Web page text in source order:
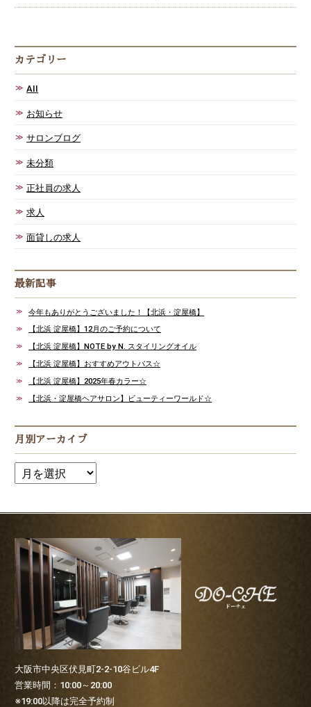
カテゴリー
AII
お知らせ
サロンブログ
未分類
正社員の求人
求人
面貸しの求人
最新記事
今年もありがとうございました！【北浜・淀屋橋】
【北浜 淀屋橋】12月のご予約について
【北浜 淀屋橋】NOTE by N. スタイリングオイル
【北浜 淀屋橋】おすすめアウトバス☆
【北浜 淀屋橋】2025年春カラー☆
【北浜・淀屋橋ヘアサロン】ビューティーワールド☆
月別アーカイブ
大阪市中央区伏見町2-2-10谷ビル4F
営業時間：10:00～20:00
※19:00以降は完全予約制